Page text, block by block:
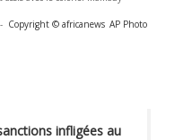
- Copyright © africanews AP Photo
infligées au